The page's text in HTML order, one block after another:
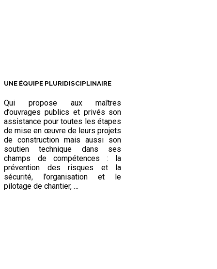
UNE ÉQUIPE PLURIDISCIPLINAIRE
Qui propose aux maîtres
d’ouvrages publics et privés son
assistance pour toutes les étapes
de mise en œuvre de leurs projets
de construction mais aussi son
soutien technique dans ses
champs de compétences : la
prévention des risques et la
sécurité, l’organisation et le
pilotage de chantier, …